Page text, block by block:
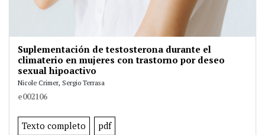
Suplementación de testosterona durante el
climaterio en mujeres con trastorno por deseo
sexual hipoactivo
Nicole Crimer, Sergio Terrasa
e002106
Texto completo pdf